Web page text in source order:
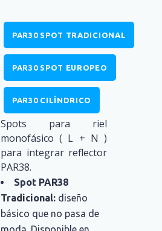
PAR30 SPOT TRADICIONAL
PAR30 SPOT EUROPEO
PAR30 CILÍNDRICO
Spots para riel
monofásico ( L + N )
para integrar reflector
PAR38.
Spot PAR38
Tradicional: diseño
básico que no pasa de